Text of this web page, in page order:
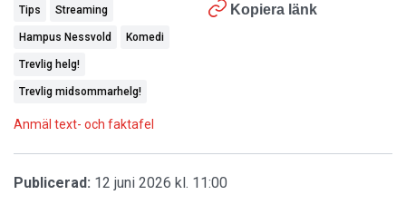
Kopiera länk
Tips Streaming
Hampus Nessvold Komedi
Trevlig helg!
Trevlig midsommarhelg!
Anmäl text- och faktafel
Publicerad: 12 juni 2026 kl. 11:00